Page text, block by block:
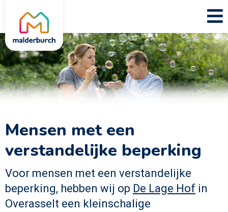
Mensen met een
verstandelijke beperking
Voor mensen met een verstandelijke
beperking, hebben wij op De Lage Hof in
Overasselt een kleinschalige